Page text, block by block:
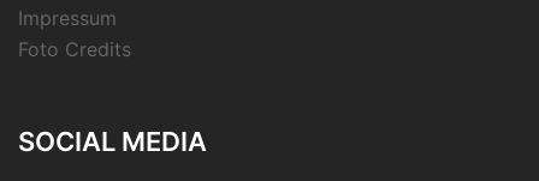
Impressum
Foto Credits
SOCIAL MEDIA